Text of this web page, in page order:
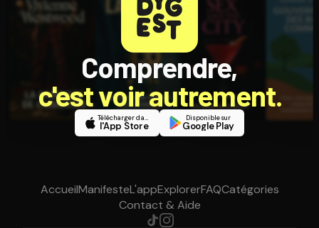
Comprendre,
c'est voir autrement.
Télécharger dans
l'App Store
Disponible sur
Google Play
AccueilManifesteL'appExplorerFAQCatégories
Contact & Aide